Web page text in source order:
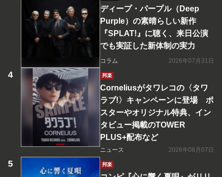
ディープ・パープル（Deep
Purple）の素晴らしい新作
『SPLAT!』に聴く、来日公演
でも実証した新体制の実力
コラム 2026年07月31日
邦楽
Corneliusがタワレコの〈タワ
ラブ!〉キャンペーンに登場 ポ
スターやオリジナル特典、イン
タビュー掲載のTOWER
PLUS+配布など
ニュース 2026年08月07日
邦楽